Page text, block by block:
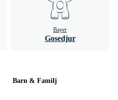
Bayer
Gosedjur
Barn & Familj